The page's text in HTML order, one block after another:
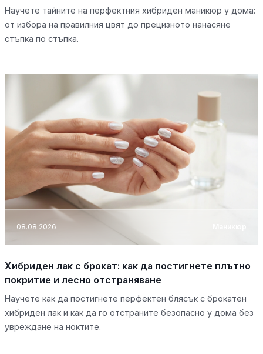
Научете тайните на перфектния хибриден маникюр у дома:
от избора на правилния цвят до прецизното нанасяне
стъпка по стъпка.
08.08.2026
Хибриден лак с брокат: как да постигнете плътно
покритие и лесно отстраняване
Научете как да постигнете перфектен блясък с брокатен
хибриден лак и как да го отстраните безопасно у дома без
увреждане на ноктите.